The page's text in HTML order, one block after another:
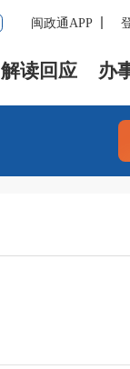
闽政通APP
解读回应 办